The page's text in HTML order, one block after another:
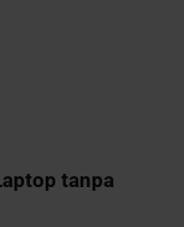
tanpa